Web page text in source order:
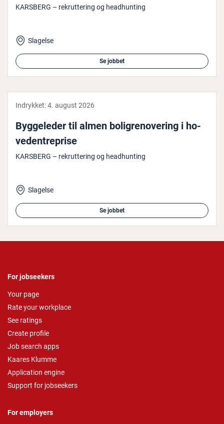
KARSBERG – rekruttering og headhunting
Slagelse
Se jobbet
Indrykket:4. august 2026
Byg­ge­le­der til almen bo­li­grenove­ring i ho­
ve­d­en­tre­pri­se
KARSBERG – rekruttering og headhunting
Slagelse
Se jobbet
For jobseekers
Your page
Rate your workplace
See ratings
Create profile
Job search apps
Kaares Klumme
Application engine
Support for jobseekers
For employers